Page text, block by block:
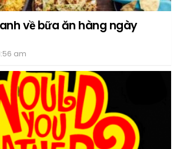
về bữa ăn hàng ngày
am